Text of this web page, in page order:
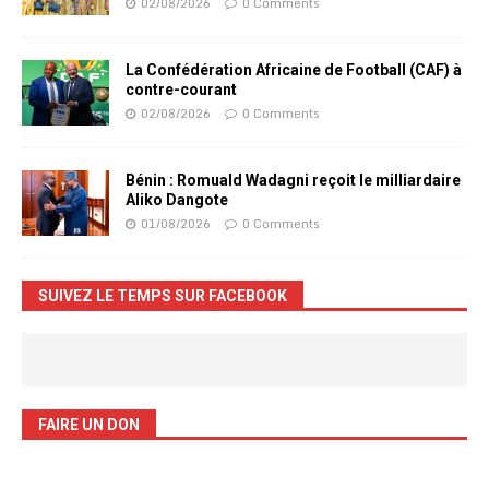
La Confédération Africaine de Football (CAF) à
contre-courant
02/08/2026 0 Comments
Bénin : Romuald Wadagni reçoit le milliardaire
Aliko Dangote
01/08/2026 0 Comments
SUIVEZ LE TEMPS SUR FACEBOOK
FAIRE UN DON